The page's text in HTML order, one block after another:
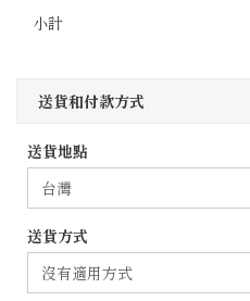
小計
送貨和付款方式
送貨地點
送貨方式